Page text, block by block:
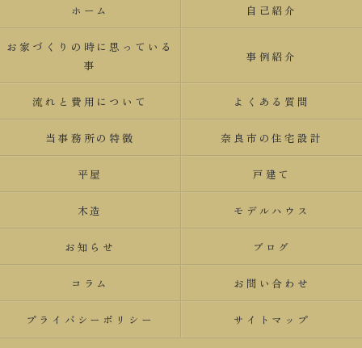
ホーム 自己紹介
お家づくりの時に思っている
事
事例紹介
流れと費用について よくある質問
当事務所の特徴 奈良市の住宅設計
平屋 戸建て
木造 モデルハウス
お知らせ ブログ
コラム お問い合わせ
プライバシーポリシー サイトマップ